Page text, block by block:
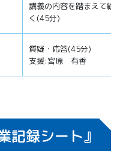
講義の内容を踏まえて絵
く(45分)
質疑・応答(45分)
支援:宮原 有香
記録シート』